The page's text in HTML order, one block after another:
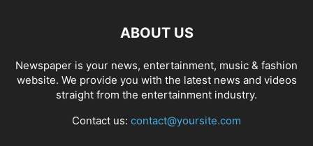
ABOUT US
Newspaper is your news, entertainment, music & fashion
website. We provide you with the latest news and videos
straight from the entertainment industry.
Contact us: contact@yoursite.com